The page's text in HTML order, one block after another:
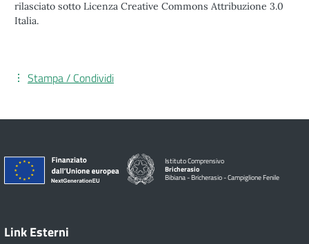
rilasciato sotto Licenza Creative Commons Attribuzione 3.0
Italia.
Stampa / Condividi
Istituto Comprensivo
Bricherasio
Bibiana - Bricherasio - Campiglione Fenile
Link Esterni